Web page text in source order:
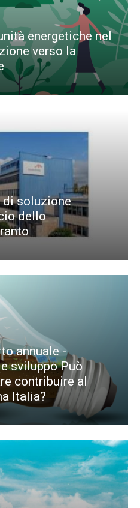
energetiche nel
verso la
di soluzione
dello
annuale -
sviluppo Può
contribuire al
Italia?